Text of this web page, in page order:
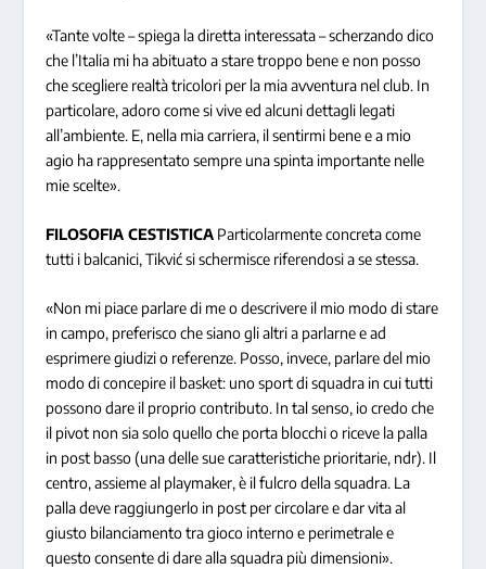
«Tante volte – spiega la diretta interessata – scherzando dico
che l’Italia mi ha abituato a stare troppo bene e non posso
che scegliere realtà tricolori per la mia avventura nel club. In
particolare, adoro come si vive ed alcuni dettagli legati
all’ambiente. E, nella mia carriera, il sentirmi bene e a mio
agio ha rappresentato sempre una spinta importante nelle
mie scelte».
FILOSOFIA CESTISTICA Particolarmente concreta come
tutti i balcanici, Tikvić si schermisce riferendosi a se stessa.
«Non mi piace parlare di me o descrivere il mio modo di stare
in campo, preferisco che siano gli altri a parlarne e ad
esprimere giudizi o referenze. Posso, invece, parlare del mio
modo di concepire il basket: uno sport di squadra in cui tutti
possono dare il proprio contributo. In tal senso, io credo che
il pivot non sia solo quello che porta blocchi o riceve la palla
in post basso (una delle sue caratteristiche prioritarie, ndr). Il
centro, assieme al playmaker, è il fulcro della squadra. La
palla deve raggiungerlo in post per circolare e dar vita al
giusto bilanciamento tra gioco interno e perimetrale e
questo consente di dare alla squadra più dimensioni».